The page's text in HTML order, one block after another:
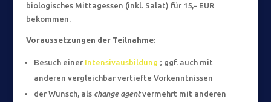
biologisches Mittagessen (inkl. Salat) für 15,- EUR
bekommen.
Voraussetzungen der Teilnahme:
Besuch einer Intensivausbildung ; ggf. auch mit
anderen vergleichbar vertiefte Vorkenntnissen
der Wunsch, als change agentvermehrt mit anderen